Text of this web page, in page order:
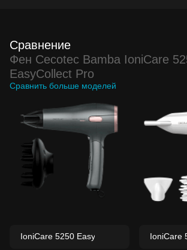
Сравнение
Фен Cecotec Bamba IoniCare
EasyCollect Pro
Сравнить больше моделей